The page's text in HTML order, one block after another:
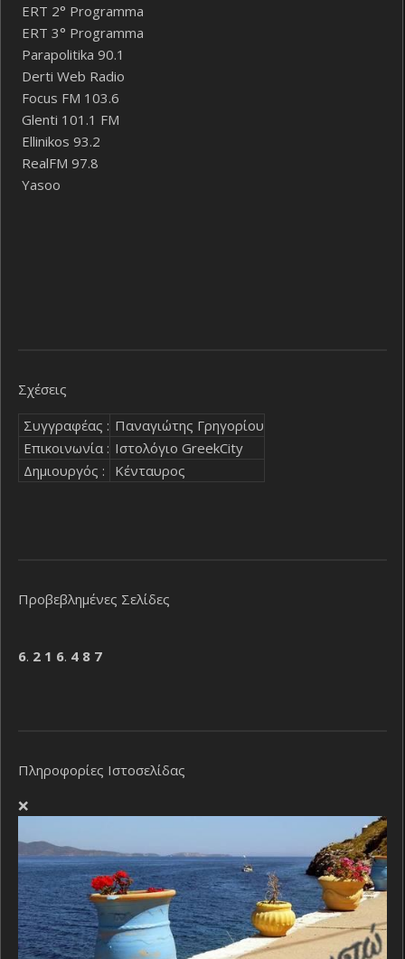
ERT 2° Programma
ERT 3° Programma
Parapolitika 90.1
Derti Web Radio
Focus FM 103.6
Glenti 101.1 FM
Ellinikos 93.2
RealFM 97.8
Yasoo
Σχέσεις
Συγγραφέας : Παναγιώτης Γρηγορίου
Επικοινωνία : Ιστολόγιο GreekCity
Δημιουργός :
Κένταυρος
Προβεβλημένες Σελίδες
6. 2 1 6. 4 8 7
Πληροφορίες Ιστοσελίδας
❌